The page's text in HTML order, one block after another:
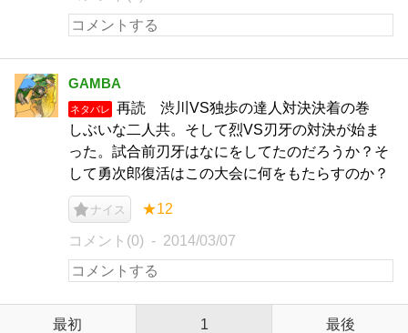
GAMBA
ネタバレ
再読 渋川VS独歩の達人対決決着の巻
しぶいな二人共。そして烈VS刃牙の対決が始ま
った。試合前刃牙はなにをしてたのだろうか？そ
して勇次郎復活はこの大会に何をもたらすのか？
ナイス ★12
コメント(0) 2014/03/07
最初 1 最後